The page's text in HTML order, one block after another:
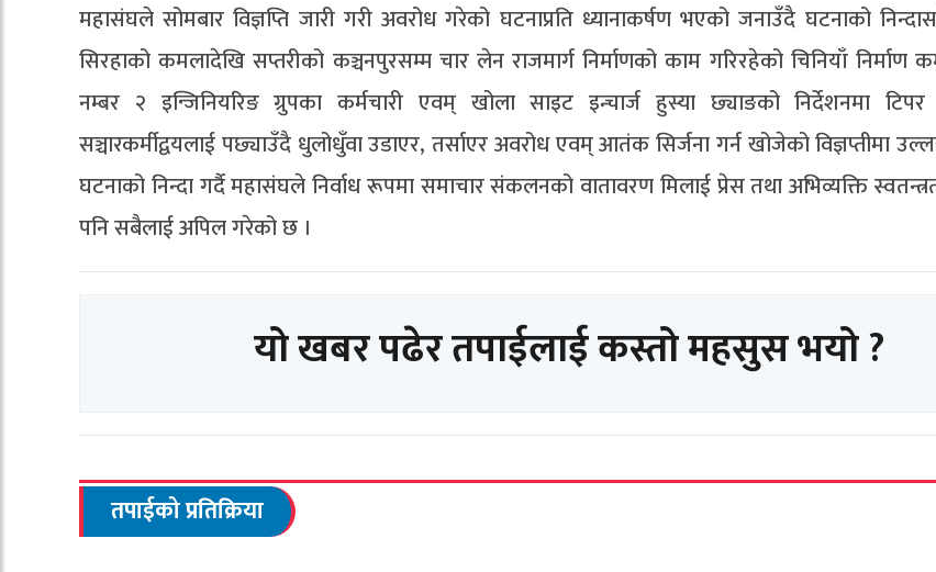
महासंघले सोमबार विज्ञप्ति जारी गरी अवरोध गरेको घटनाप्रति ध्यानाकर्षण भएको जनाउँदै घटनाको
सिरहाको कमलादेखि सप्तरीको कञ्चनपुरसम्म चार लेन राजमार्ग निर्माणको काम गरिरहेको चिनियाँ निर्माण
नम्बर २ इन्जिनियरिङ ग्रुपका कर्मचारी एवम् खोला साइट इन्चार्ज हुस्या छ्याङको निर्देशनमा
सञ्चारकर्मीद्वयलाई पछ्याउँदै धुलोधुँवा उडाएर, तर्साएर अवरोध एवम् आतंक सिर्जना गर्न खोजेको विज्ञप्तीमा
घटनाको निन्दा गर्दै महासंघले निर्वाध रूपमा समाचार संकलनको वातावरण मिलाई प्रेस तथा अभिव्यक्ति
पनि सबैलाई अपिल गरेको छ ।
यो खबर पढेर तपाईलाई कस्तो महसुस भयो ?
तपाईको प्रतिक्रिया